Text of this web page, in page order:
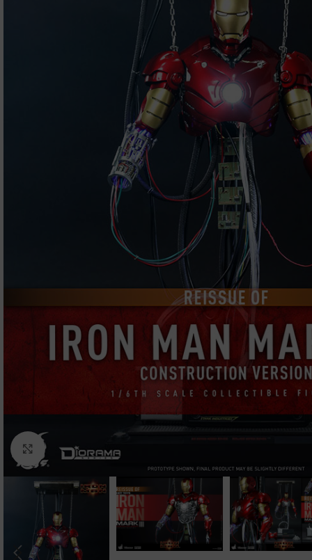
Clic para ampliar